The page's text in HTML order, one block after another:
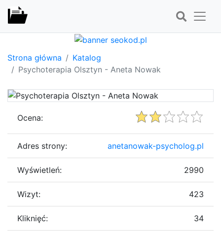
Strona główna
Katalog
Psychoterapia Olsztyn - Aneta Nowak
Ocena:
Adres strony: anetanowak-psycholog.pl
Wyświetleń: 2990
Wizyt: 423
Kliknięć: 34